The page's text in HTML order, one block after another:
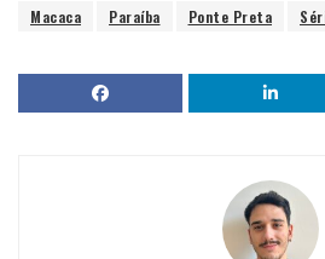
Macaca
Paraíba Ponte Preta